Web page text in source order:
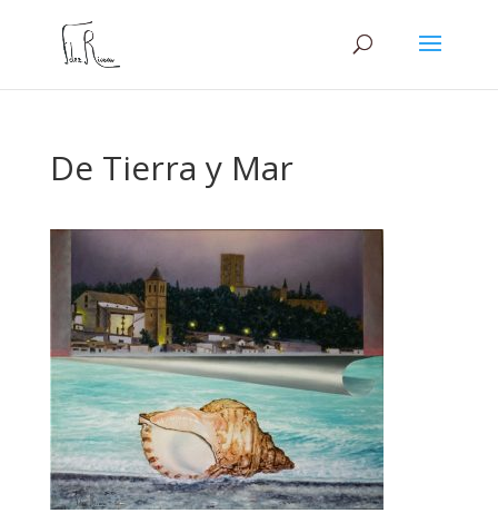
De Tierra y Mar